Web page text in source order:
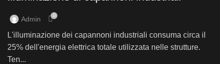
Admin 0
L'illuminazione dei capannoni industriali consuma circa il
25% dell'energia elettrica totale utilizzata nelle strutture.
Ten...